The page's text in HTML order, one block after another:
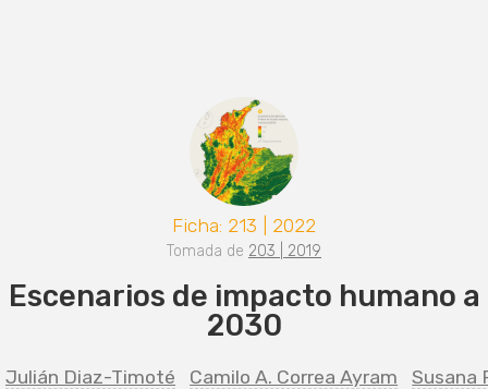
Ficha: 213 | 2022
Tomada de 203 | 2019
Escenarios de impacto humano a
2030
Julián Diaz-Timoté Camilo A. Correa Ayram Susana